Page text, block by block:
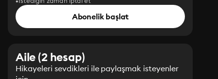
Abonelik başlat
Aile (2 hesap)
Hikayeleri sevdikleri ile paylaşmak isteyenler